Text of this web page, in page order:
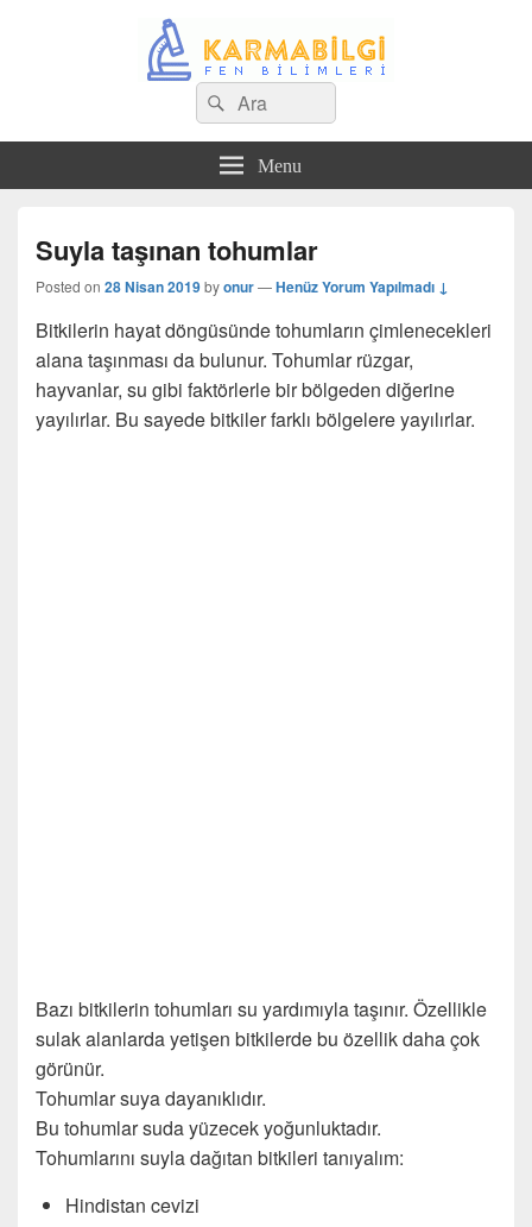
Search
for:
Ara
Menu
Suyla taşınan tohumlar
Posted on 28 Nisan 2019byonur—Henüz Yorum Yapılmadı ↓
Bitkilerin hayat döngüsünde tohumların çimlenecekleri
alana taşınması da bulunur. Tohumlar rüzgar,
hayvanlar, su gibi faktörlerle bir bölgeden diğerine
yayılırlar. Bu sayede bitkiler farklı bölgelere yayılırlar.
Bazı bitkilerin tohumları su yardımıyla taşınır. Özellikle
sulak alanlarda yetişen bitkilerde bu özellik daha çok
görünür.
Tohumlar suya dayanıklıdır.
Bu tohumlar suda yüzecek yoğunluktadır.
Tohumlarını suyla dağıtan bitkileri tanıyalım:
Hindistan cevizi